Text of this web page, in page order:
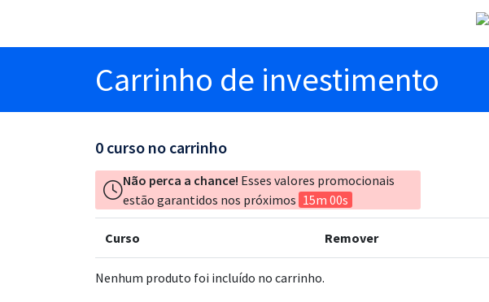
Carrinho de investimento
0 curso no carrinho
Não perca a chance! Esses valores promocionais
estão garantidos nos próximos 15m 00s
Curso Remover
Nenhum produto foi incluído no carrinho.